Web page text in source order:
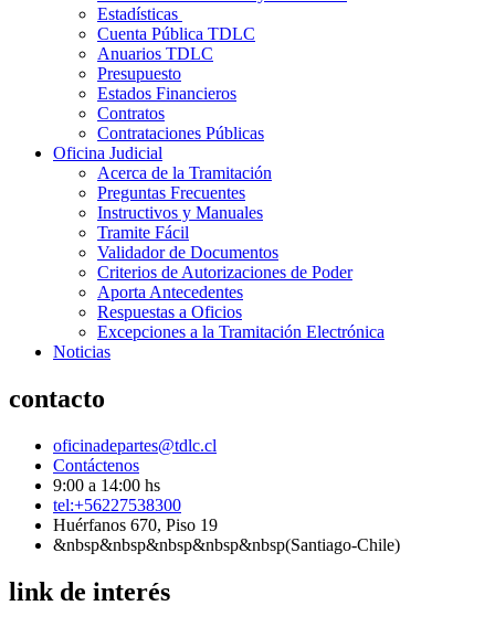
Estadísticas
Cuenta Pública TDLC
Anuarios TDLC
Presupuesto
Estados Financieros
Contratos
Contrataciones Públicas
Oficina Judicial
Acerca de la Tramitación
Preguntas Frecuentes
Instructivos y Manuales
Tramite Fácil
Validador de Documentos
Criterios de Autorizaciones de Poder
Aporta Antecedentes
Respuestas a Oficios
Excepciones a la Tramitación Electrónica
Noticias
contacto
oficinadepartes@tdlc.cl
Contáctenos
9:00 a 14:00 hs
tel:+56227538300
Huérfanos 670, Piso 19
&nbsp&nbsp&nbsp&nbsp&nbsp(Santiago-Chile)
link de interés